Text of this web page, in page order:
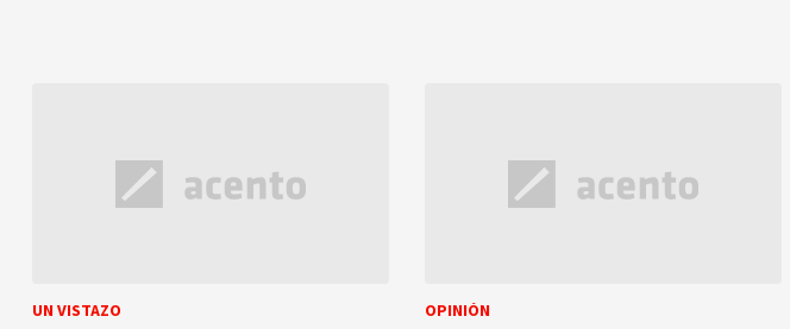
UN VISTAZO OPINIÓN